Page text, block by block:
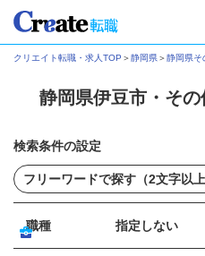
クリエイト転職・求人TOP ＞静岡県＞静岡県そ
静岡県伊豆市・そ
検索条件の設定
職種 指定しない